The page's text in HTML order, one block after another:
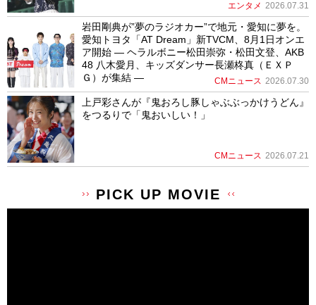
エンタメ 2026.07.31
岩田剛典が”夢のラジオカー”で地元・愛知に夢を。
愛知トヨタ「AT Dream」新TVCM、8月1日オンエ
ア開始 ― ヘラルボニー松田崇弥・松田文登、AKB
48 八木愛月、キッズダンサー長瀬柊真（ＥＸＰ
Ｇ）が集結 ―
CMニュース 2026.07.30
上戸彩さんが『鬼おろし豚しゃぶぶっかけうどん』
をつるりで「鬼おいしい！」
CMニュース 2026.07.21
PICK UP MOVIE